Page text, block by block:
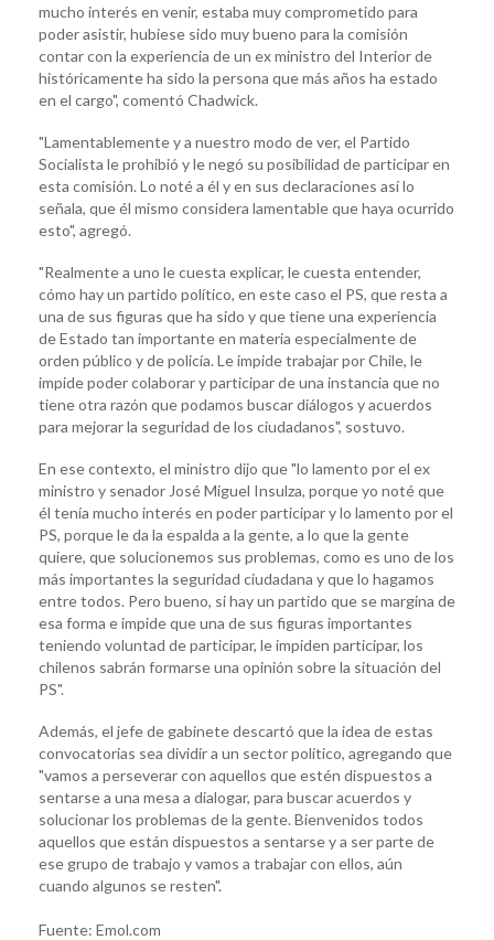
mucho interés en venir, estaba muy comprometido para
poder asistir, hubiese sido muy bueno para la comisión
contar con la experiencia de un ex ministro del Interior de
históricamente ha sido la persona que más años ha estado
en el cargo", comentó Chadwick.
"Lamentablemente y a nuestro modo de ver, el Partido
Socialista le prohibió y le negó su posibilidad de participar en
esta comisión. Lo noté a él y en sus declaraciones así lo
señala, que él mismo considera lamentable que haya ocurrido
esto", agregó.
"Realmente a uno le cuesta explicar, le cuesta entender,
cómo hay un partido político, en este caso el PS, que resta a
una de sus figuras que ha sido y que tiene una experiencia
de Estado tan importante en materia especialmente de
orden público y de policía. Le impide trabajar por Chile, le
impide poder colaborar y participar de una instancia que no
tiene otra razón que podamos buscar diálogos y acuerdos
para mejorar la seguridad de los ciudadanos", sostuvo.
En ese contexto, el ministro dijo que "lo lamento por el ex
ministro y senador José Miguel Insulza, porque yo noté que
él tenía mucho interés en poder participar y lo lamento por el
PS, porque le da la espalda a la gente, a lo que la gente
quiere, que solucionemos sus problemas, como es uno de los
más importantes la seguridad ciudadana y que lo hagamos
entre todos. Pero bueno, si hay un partido que se margina de
esa forma e impide que una de sus figuras importantes
teniendo voluntad de participar, le impiden participar, los
chilenos sabrán formarse una opinión sobre la situación del
PS".
Además, el jefe de gabinete descartó que la idea de estas
convocatorias sea dividir a un sector político, agregando que
"vamos a perseverar con aquellos que estén dispuestos a
sentarse a una mesa a dialogar, para buscar acuerdos y
solucionar los problemas de la gente. Bienvenidos todos
aquellos que están dispuestos a sentarse y a ser parte de
ese grupo de trabajo y vamos a trabajar con ellos, aún
cuando algunos se resten".
Fuente: Emol.com